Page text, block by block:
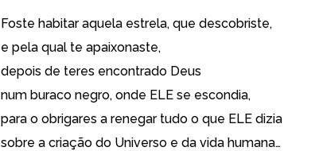
Foste habitar aquela estrela, que descobriste,
e pela qual te apaixonaste,
depois de teres encontrado Deus
num buraco negro, onde ELE se escondia,
para o obrigares a renegar tudo o que ELE dizia
sobre a criação do Universo e da vida humana…